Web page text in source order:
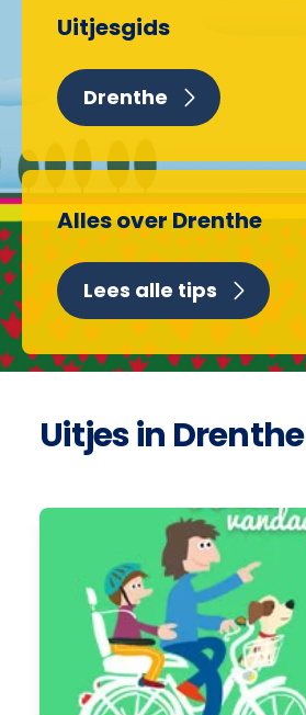
Uitjesgids
Drenthe
Alles over Drenthe
Lees alle tips
Uitjes in Drenthe